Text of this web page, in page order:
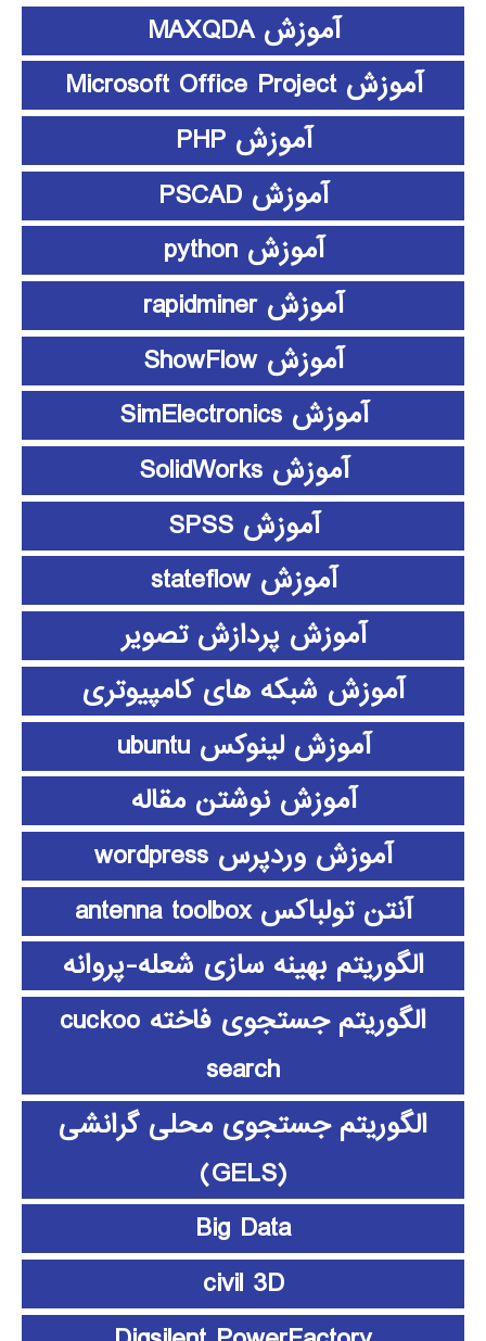
آموزش MAXQDA
آموزش Microsoft Office Project
آموزش PHP
آموزش PSCAD
آموزش python
آموزش rapidminer
آموزش ShowFlow
آموزش SimElectronics
آموزش SolidWorks
آموزش SPSS
آموزش stateflow
آموزش پردازش تصویر
آموزش شبکه های کامپیوتری
آموزش لینوکس ubuntu
آموزش نوشتن مقاله
آموزش وردپرس wordpress
آنتن تولباکس antenna toolbox
الگوریتم بهینه سازی شعله-پروانه
الگوریتم جستجوی فاخته cuckoo
search
الگوریتم جستجوی محلی گرانشی
(GELS)
Big Data
civil 3D